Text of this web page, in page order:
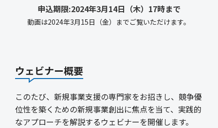
申込期限:2024年3月14日（木）17時まで
動画は2024年3月15日（金）までご覧いただけます。
ウェビナー概要
このたび、新規事業支援の専門家をお招きし、競争優
位性を築くための新規事業創出に焦点を当て、実践的
なアプローチを解説するウェビナーを開催します。